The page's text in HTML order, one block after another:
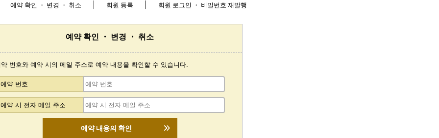
예약 확인 ・ 변경 ・ 취소 회원 등록 회원 로그인 ・ 비밀번호 재발행
예약 확인 ・ 변경 ・ 취소
번호와 예약 시의 메일 주소로 예약 내용을 확인할 수 있습니다.
예약 번호
예약 시 전자 메일 주소
예약 내용의 확인